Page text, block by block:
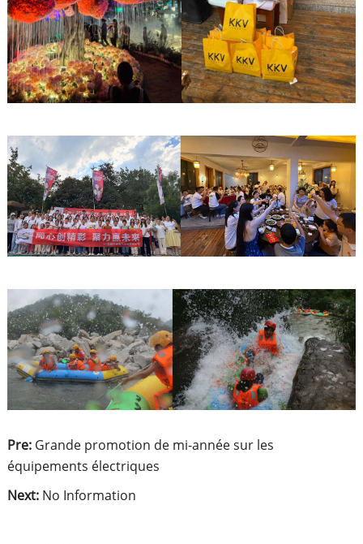
Pre: Grande promotion de mi-année sur les
équipements électriques
Next: No Information